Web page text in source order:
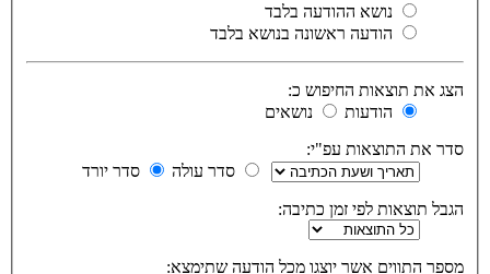
נושא ההודעה בלבד
הודעה ראשונה בנושא בלבד
הצג את תוצאות החיפוש כ:
הודעות
נושאים
סדר את התוצאות עפ"י:
סדר עולה
סדר יורד
הגבל תוצאות לפי זמן כתיבה:
מספר התווים אשר יוצגו מכל הודעה שתימצא: